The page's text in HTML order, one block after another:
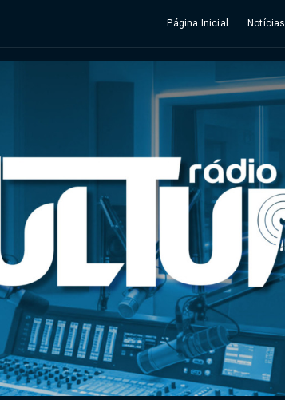
Página Inicial Notícias